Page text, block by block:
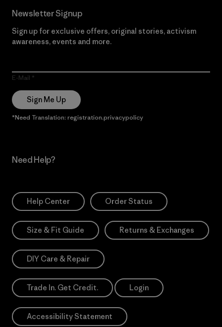
Newsletter Signup
Sign up for exclusive offers, original stories, activism
awareness, events and more.
E-Mail
Sign Me Up
*Need Translation: registration.privacypolicy
Need Help?
Help Center Order Status
Size & Fit Guide Returns & Exchanges
DIY Care & Repair
Trade In. Get Credit. Login
Accessibility Statement